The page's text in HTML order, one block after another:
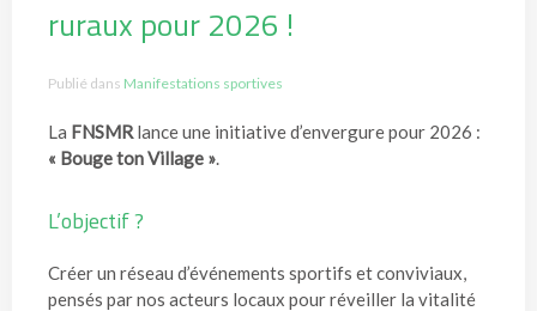
ruraux pour 2026 !
Publié dans Manifestations sportives
La FNSMR lance une initiative d’envergure pour 2026 :
« Bouge ton Village ».
L’objectif ?
Créer un réseau d’événements sportifs et conviviaux,
pensés par nos acteurs locaux pour réveiller la vitalité